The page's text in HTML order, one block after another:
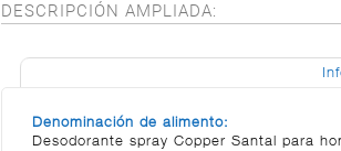
DESCRIPCIÓN AMPLIADA:
Denominación de alimento:
Desodorante spray Copper Santal para